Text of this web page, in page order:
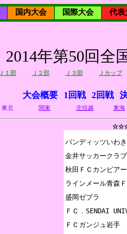
国内大会 国際大会
代表
2014年第50回全
Ｊ１部 Ｊ２部 Ｊ３部 Ｊカップ
大会概要 1回戦 2回戦
東北 関東 北信越 東海
バンディッツいわき
金井サッカークラブ
秋田ＦＣカンビア
ラインメール青森
盛岡ゼブラ
ＦＣ．SENDAI
ＦＣガンジュ岩手